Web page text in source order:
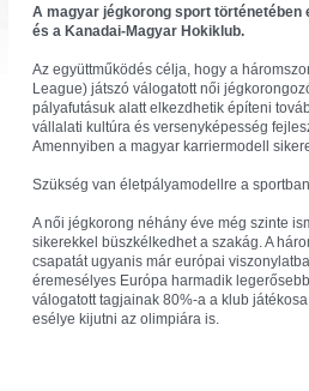
A magyar jégkorong sport történetében
és a Kanadai-Magyar Hokiklub.
Az együttműködés célja, hogy a
League) játszó válogatott női
pályafutásuk alatt elkezdhetik építeni
vállalati kultúra és versenyképesség
Amennyiben a magyar karriermodell
Szükség van életpályamodellre a
A női jégkorong néhány éve még szinte
sikerekkel büszkélkedhet a szakág. A
csapatát ugyanis már európai
éremesélyes Európa harmadik
válogatott tagjainak 80%-a a klub
esélye kijutni az olimpiára is.